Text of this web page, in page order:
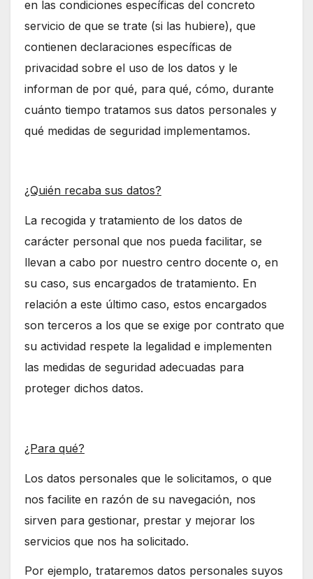
en las condiciones específicas del concreto
servicio de que se trate (si las hubiere), que
contienen declaraciones específicas de
privacidad sobre el uso de los datos y le
informan de por qué, para qué, cómo, durante
cuánto tiempo tratamos sus datos personales y
qué medidas de seguridad implementamos.
¿Quién recaba sus datos?
La recogida y tratamiento de los datos de
carácter personal que nos pueda facilitar, se
llevan a cabo por nuestro centro docente o, en
su caso, sus encargados de tratamiento. En
relación a este último caso, estos encargados
son terceros a los que se exige por contrato que
su actividad respete la legalidad e implementen
las medidas de seguridad adecuadas para
proteger dichos datos.
¿Para qué?
Los datos personales que le solicitamos, o que
nos facilite en razón de su navegación, nos
sirven para gestionar, prestar y mejorar los
servicios que nos ha solicitado.
Por ejemplo, trataremos datos personales suyos